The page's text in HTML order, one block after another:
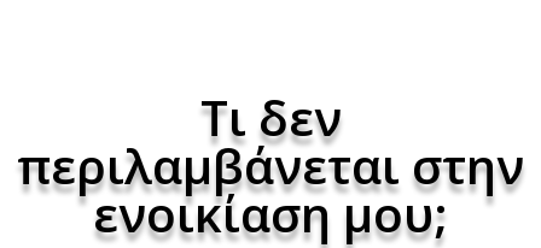
Τι δεν
περιλαμβάνεται στην
ενοικίαση μου;